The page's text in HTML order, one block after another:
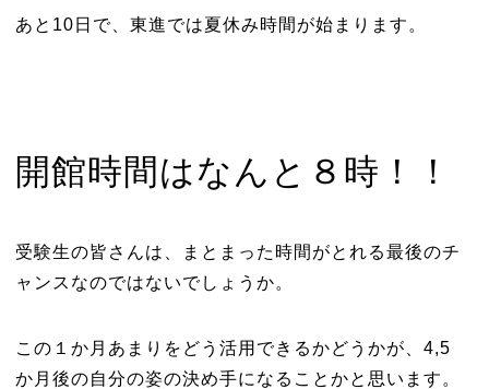
あと10日で、東進では夏休み時間が始まります。
開館時間はなんと８時！！
受験生の皆さんは、まとまった時間がとれる最後のチ
ャンスなのではないでしょうか。
この１か月あまりをどう活用できるかどうかが、4,5
か月後の自分の姿の決め手になることかと思います。